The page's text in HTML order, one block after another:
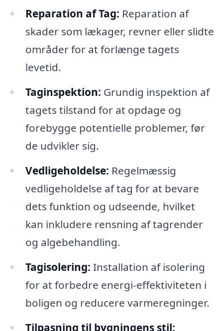
Reparation af Tag: Reparation af
skader som lækager, revner eller slidte
områder for at forlænge tagets
levetid.
Taginspektion: Grundig inspektion af
tagets tilstand for at opdage og
forebygge potentielle problemer, før
de udvikler sig.
Vedligeholdelse: Regelmæssig
vedligeholdelse af tag for at bevare
dets funktion og udseende, hvilket
kan inkludere rensning af tagrender
og algebehandling.
Tagisolering: Installation af isolering
for at forbedre energi-effektiviteten i
boligen og reducere varmeregninger.
Tilpasning til bygningens stil: